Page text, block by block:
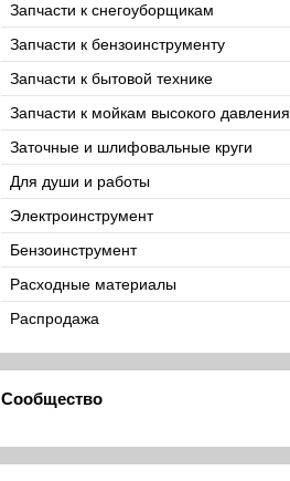
Запчасти к снегоуборщикам
Запчасти к бензоинструменту
Запчасти к бытовой технике
Запчасти к мойкам высокого давления
Заточные и шлифовальные круги
Для души и работы
Электроинструмент
Бензоинструмент
Расходные материалы
Распродажа
Сообщество